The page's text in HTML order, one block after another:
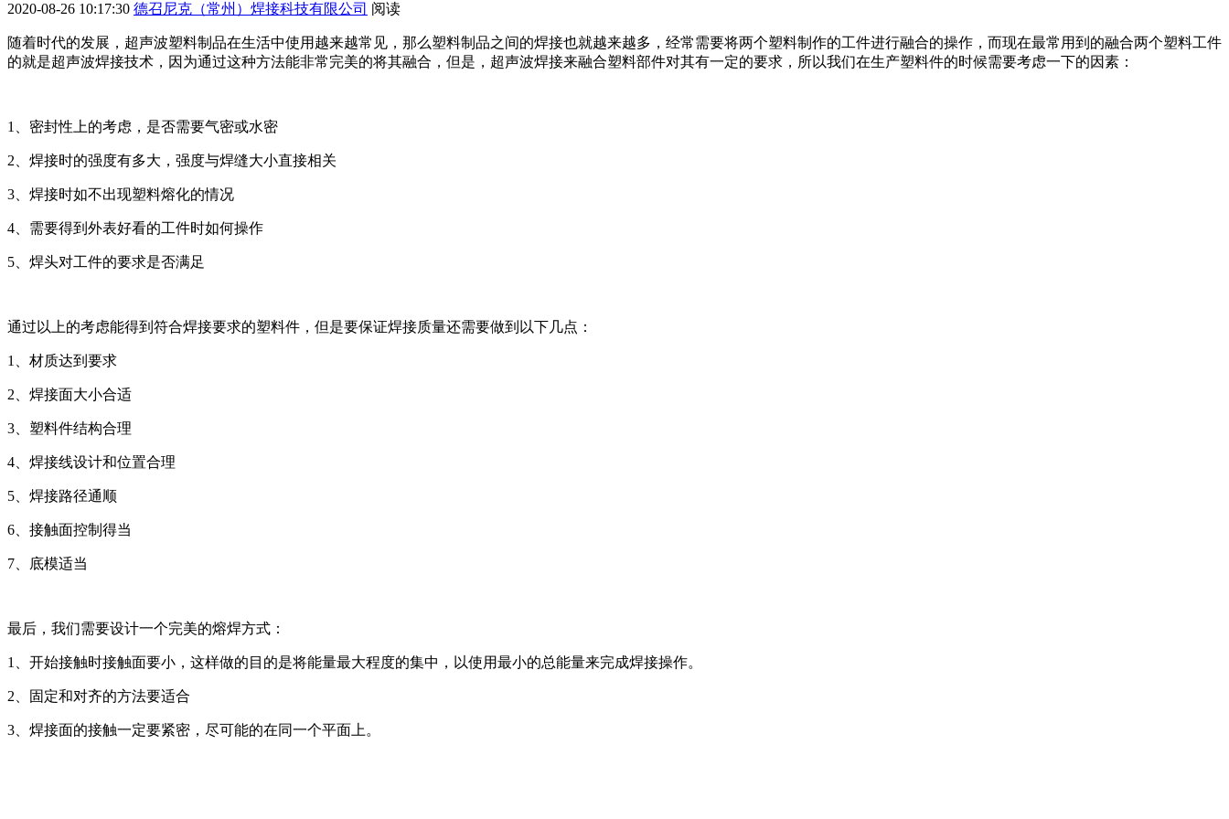
2020-08-26 10:17:30 德召尼克（常州）焊接科技有限公司 阅读
随着时代的发展，超声波塑料制品在生活中使用越来越常见，那么塑料制品之间的焊接也就越来越多，经常需要将两个塑料制作的工件进行融合的操作，而现在最常用到的融合两个塑料工件
的就是超声波焊接技术，因为通过这种方法能非常完美的将其融合，但是，超声波焊接来融合塑料部件对其有一定的要求，所以我们在生产塑料件的时候需要考虑一下的因素：
1、密封性上的考虑，是否需要气密或水密
2、焊接时的强度有多大，强度与焊缝大小直接相关
3、焊接时如不出现塑料熔化的情况
4、需要得到外表好看的工件时如何操作
5、焊头对工件的要求是否满足
通过以上的考虑能得到符合焊接要求的塑料件，但是要保证焊接质量还需要做到以下几点：
1、材质达到要求
2、焊接面大小合适
3、塑料件结构合理
4、焊接线设计和位置合理
5、焊接路径通顺
6、接触面控制得当
7、底模适当
最后，我们需要设计一个完美的熔焊方式：
1、开始接触时接触面要小，这样做的目的是将能量最大程度的集中，以使用最小的总能量来完成焊接操作。
2、固定和对齐的方法要适合
3、焊接面的接触一定要紧密，尽可能的在同一个平面上。